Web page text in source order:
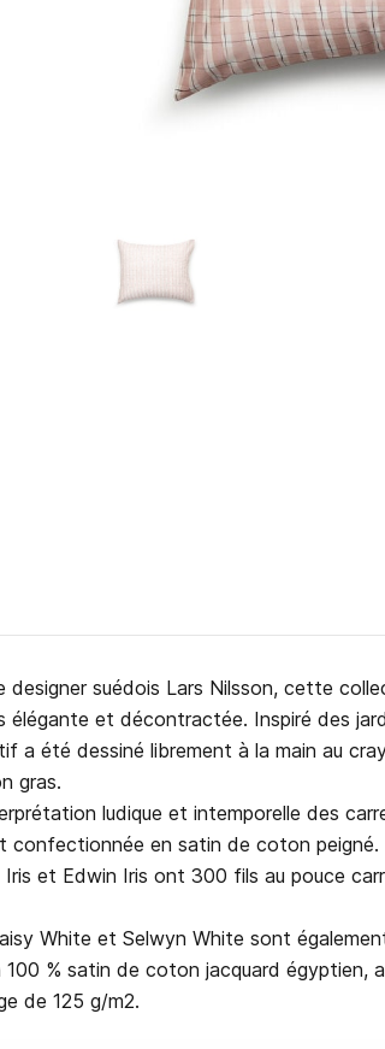
designer suédois Lars Nilsson, cette
élégante et décontractée. Inspiré des
a été dessiné librement à la main au
gras.
ludique et intemporelle des
confectionnée en satin de coton peigné.
Iris et Edwin Iris ont 300 fils au pouce
White et Selwyn White sont
% satin de coton jacquard égyptien,
de 125 g/m2.